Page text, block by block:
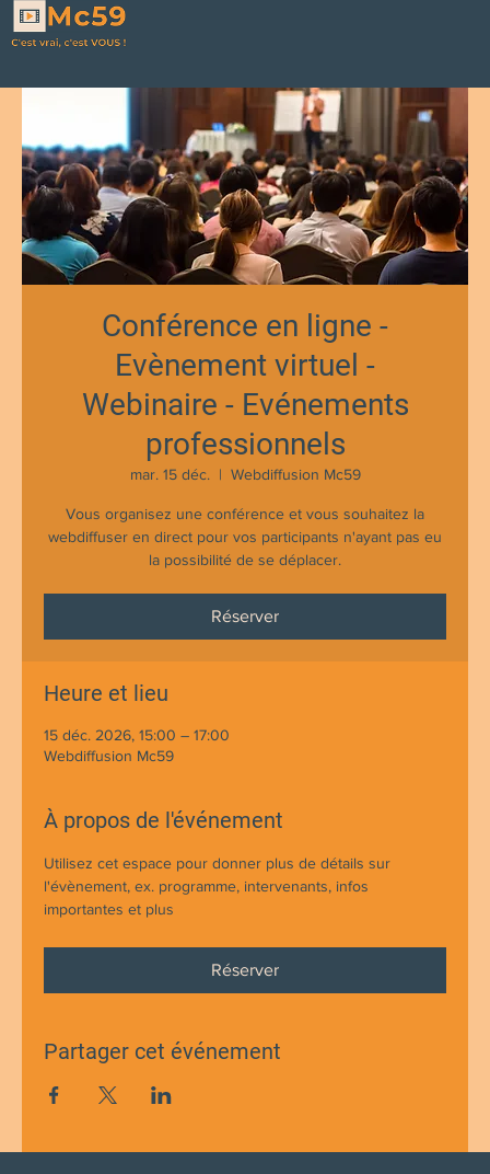
Conférence en ligne -
Evènement virtuel -
Webinaire - Evénements
professionnels
mar. 15 déc.
  |
Webdiffusion Mc59
Vous organisez une conférence et vous souhaitez la
webdiffuser en direct pour vos participants n'ayant pas eu
la possibilité de se déplacer.
Réserver
Heure et lieu
15 déc. 2026, 15:00 – 17:00
Webdiffusion Mc59
À propos de l'événement
Utilisez cet espace pour donner plus de détails sur
l'évènement, ex. programme, intervenants, infos
importantes et plus
Réserver
Partager cet événement